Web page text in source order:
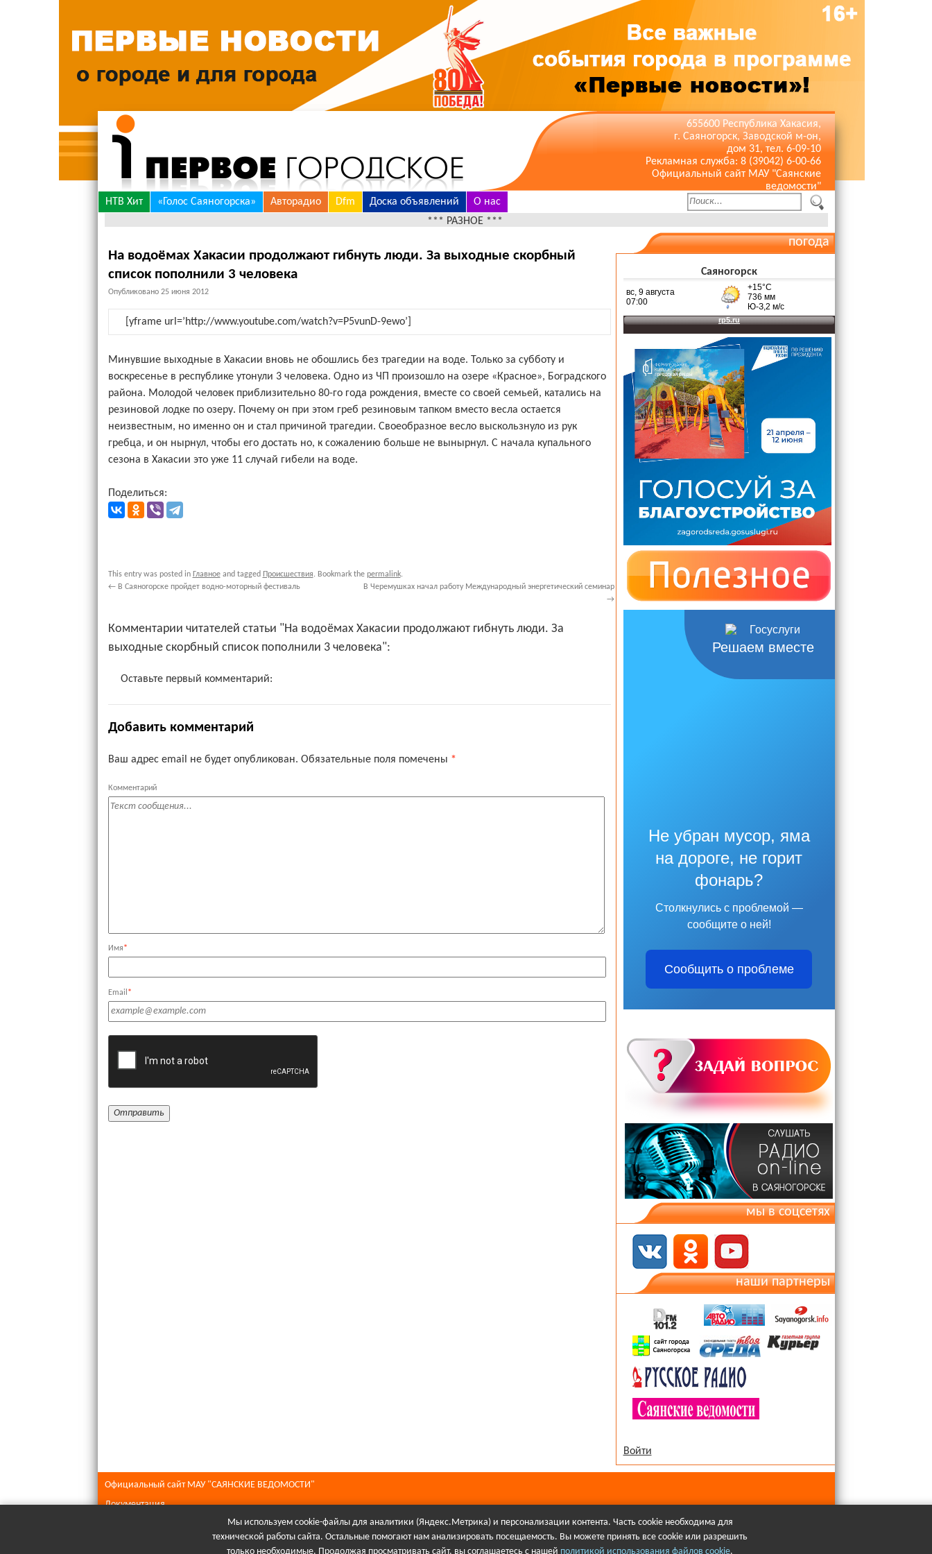
655600 Республика Хакасия,
г. Саяногорск, Заводской м-он,
дом 31, тел. 6-09-10
Рекламная служба: 8 (39042) 6-00-66
Официальный сайт МАУ "Саянские
ведомости"
Skip
НТВ Хит «Голос Саяногорска» Авторадио Dfm Доска объявлений
О нас
*** РАЗНОЕ ***
На водоёмах Хакасии продолжают гибнуть люди. За выходные скорбный
список пополнили 3 человека
Опубликовано25 июня 2012
[yframe url=’http://www.youtube.com/watch?v=P5vunD-9ewo’]
Минувшие выходные в Хакасии вновь не обошлись без трагедии на воде. Только за субботу и
воскресенье в республике утонули 3 человека. Одно из ЧП произошло на озере «Красное», Боградского
района. Молодой человек приблизительно 80-го года рождения, вместе со своей семьей, катались на
резиновой лодке по озеру. Почему он при этом греб резиновым тапком вместо весла остается
неизвестным, но именно он и стал причиной трагедии. Своеобразное весло выскользнуло из рук
гребца, и он нырнул, чтобы его достать но, к сожалению больше не вынырнул. С начала купального
сезона в Хакасии это уже 11 случай гибели на воде.
Поделиться:
This entry was posted in Главноеand tagged Происшествия. Bookmark the permalink.
←В Саяногорске пройдет водно-моторный фестиваль
В Черемушках начал работу Международный энергетический семинар
→
Комментарии читателей статьи "На водоёмах Хакасии продолжают гибнуть люди. За
выходные скорбный список пополнили 3 человека":
Оставьте первый комментарий:
Добавить комментарий
Ваш адрес email не будет опубликован. Обязательные поля помечены *
Комментарий
Имя*
Email *
погода
Саяногорск
Решаем вместе
Не убран мусор, яма
на дороге, не горит
фонарь?
Столкнулись с проблемой —
сообщите о ней!
Сообщить о проблеме
мы в соцсетях
наши партнеры
Войти
Официальный сайт МАУ "САЯНСКИЕ ВЕДОМОСТИ"
Документация
При полном или частичном использовании материалов в Интернете гиперссылка на сайт Первое городского телевидения обязательна.
Мы используем cookie-файлы для аналитики (Яндекс.Метрика) и персонализации контента. Часть cookie необходима для
технической работы сайта. Остальные помогают нам анализировать посещаемость. Вы можете принять все cookie или разрешить
только необходимые. Продолжая просматривать сайт, вы соглашаетесь с нашей политикой использования файлов cookie.